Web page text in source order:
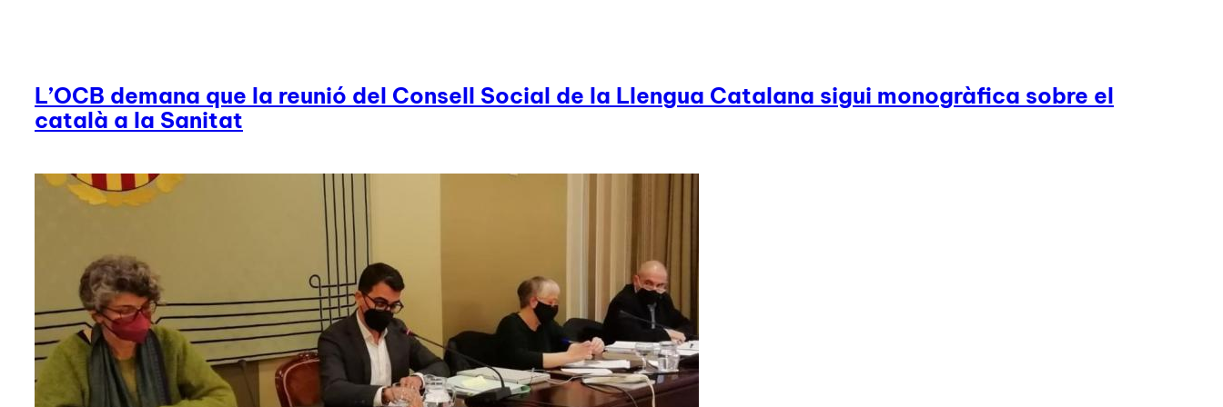
L’OCB demana que la reunió del Consell Social de la Llengua Catalana sigui monogràfica sobre el
català a la Sanitat